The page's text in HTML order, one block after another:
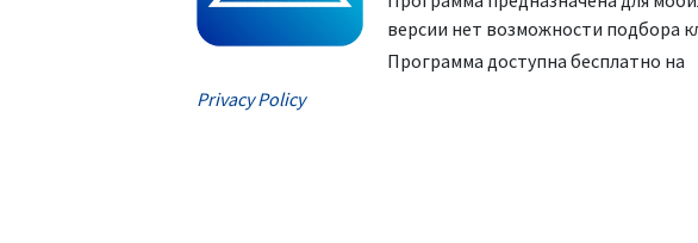
версии нет возможности подбора
Программа доступна бесплатно на
Privacy Policy